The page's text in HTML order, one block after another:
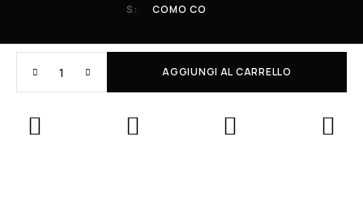
AGGIUNGI AL CARRELLO
S:
COMO CO
01848590038